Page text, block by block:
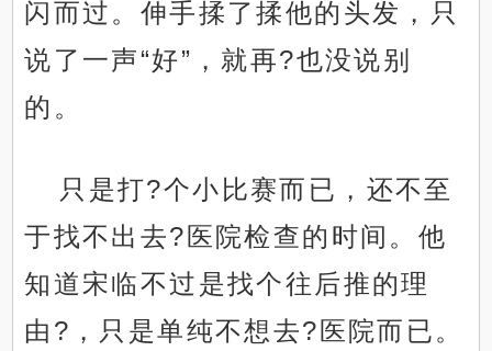
闪而过。伸手揉了揉他的头发，只
说了一声“好”，就再?也没说别
的。
只是打?个小比赛而已，还不至
于找不出去?医院检查的时间。他
知道宋临不过是找个往后推的理
由?，只是单纯不想去?医院而已。